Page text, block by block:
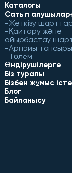
Каталогы
Сатып
Жеткізу
Қайтару және
айырбастау
Арнайы
Төлем
Өндірушілерге
Біз туралы
Бізбен жұмыс
Блог
Байланысу